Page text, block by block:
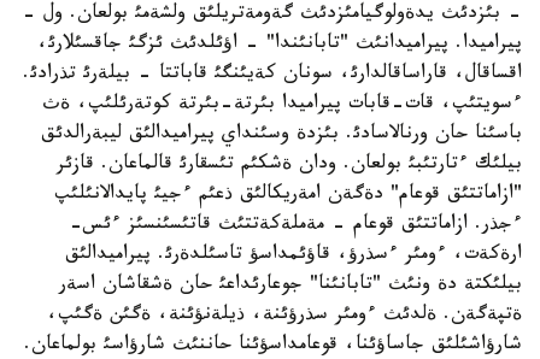
- بئزدئث يدةولوگيامئزدئث گةومةتريلئق ولشةمئ بولعان. ول -
پيراميدا. پيراميدانئث "تابانئندا" - اؤئلدئث ئزگئ جاقسئلارئ،
اقساقال، قاراساقالدارئ، سونان كةيئنگئ قاباتتا - بيلةرئ تذرادئ.
ءسويتئپ، قات-قابات پيراميدا بئرتة-بئرتة كوتةرئلئپ، ةث
باسئنا حان ورنالاسادئ. بئزدة وسئنداي پيراميدالئق ليبةرالدئق
بيلئك ءتارتئبئ بولعان. ودان ةشكئم تئسقارئ قالماعان. قازئر
"ازاماتتئق قوعام" دةگةن امةريكالئق ذعئم ءجيئ پايدالانئلئپ
ءجذر. ازاماتتئق قوعام - مةملةكةتتئث قاتئسئنسئز ءئس-
ارةكةت، ءومئر ءسذرؤ، قاؤئمداسؤ تاسئلدةرئ. پيراميدالئق
بيلئكتة دة ونئث "تابانئنا" جوعارئداعئ حان ةشقاشان اسةر
ةتپةگةن. ةلدئث ءومئر سذرؤئنة، ذيلةنؤئنة، ةگئن ةگئپ،
شارؤاشئلئق جاساؤئنا، قوعامداسؤئنا حاننئث شارؤاسئ بولماعان.